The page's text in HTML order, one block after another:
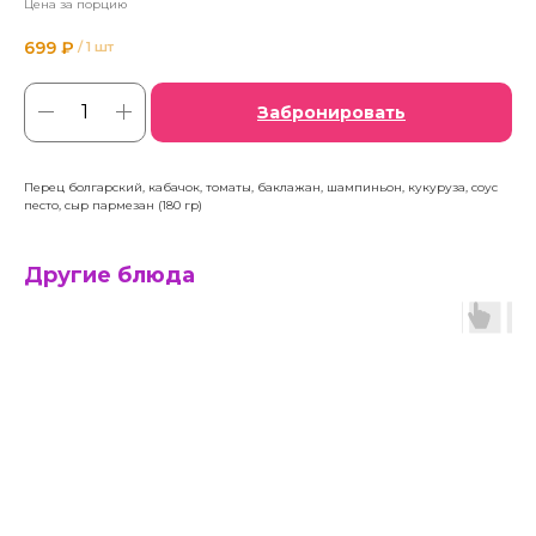
Цена за порцию
699 ₽ / 1 шт
Забронировать
Перец болгарский, кабачок, томаты, баклажан, шампиньон, кукуруза, соус
песто, сыр пармезан (180 гр)
Другие блюда